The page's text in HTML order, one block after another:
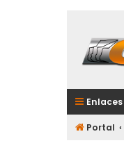
Portal